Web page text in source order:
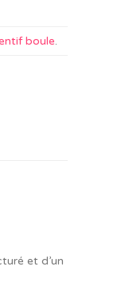
boule.
et d’un